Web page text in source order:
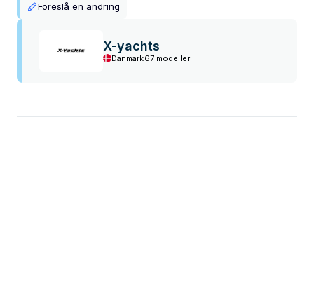
Föreslå en ändring
X-yachts
Danmark67 modeller